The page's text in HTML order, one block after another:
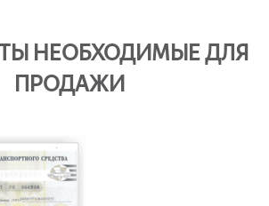
НЕОБХОДИМЫЕ ДЛЯ
ПРОДАЖИ